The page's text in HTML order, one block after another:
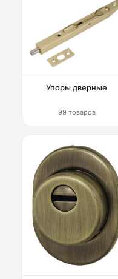
Упоры дверные
99 товаров